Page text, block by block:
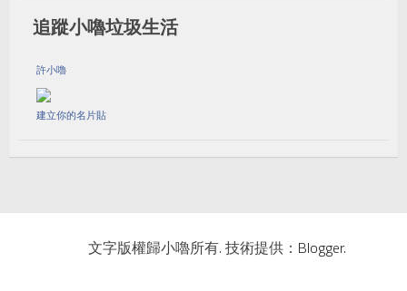
追蹤小嚕垃圾生活
許小嚕
建立你的名片貼
文字版權歸小嚕所有. 技術提供： Blogger.